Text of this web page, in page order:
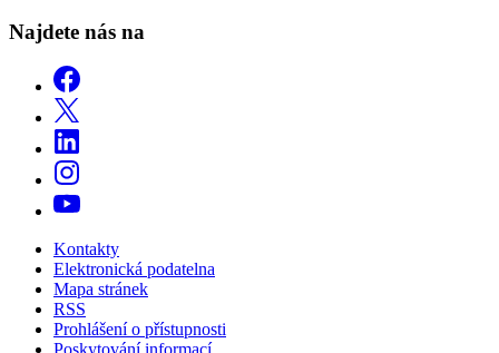
Najdete nás na
Kontakty
Elektronická podatelna
Mapa stránek
RSS
Prohlášení o přístupnosti